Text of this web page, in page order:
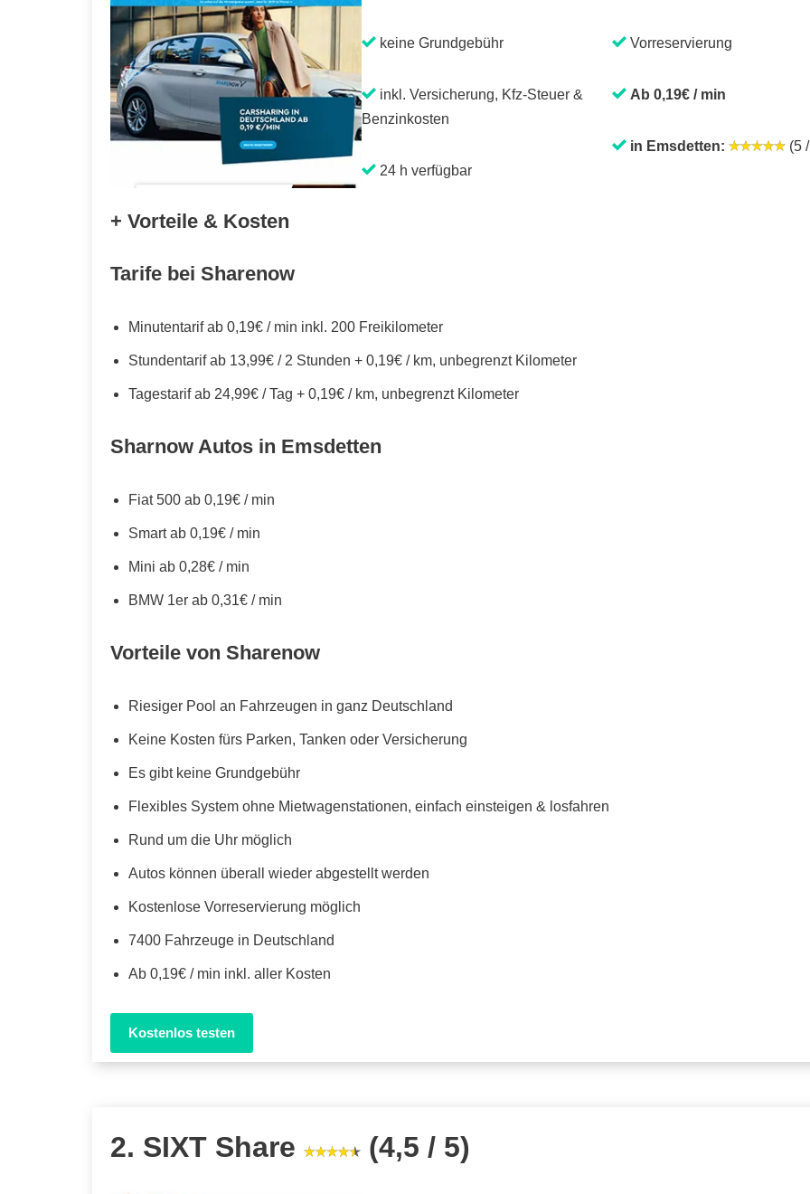
keine Grundgebühr
inkl. Versicherung, Kfz-Steuer &
Benzinkosten
24 h verfügbar
Vorreservierung
Ab 0,19€ / min
in Emsdetten: (5
+ Vorteile & Kosten
Tarife bei Sharenow
Minutentarif ab 0,19€ / min inkl. 200 Freikilometer
Stundentarif ab 13,99€ / 2 Stunden + 0,19€ / km, unbegrenzt Kilometer
Tagestarif ab 24,99€ / Tag + 0,19€ / km, unbegrenzt Kilometer
Sharnow Autos in Emsdetten
Fiat 500 ab 0,19€ / min
Smart ab 0,19€ / min
Mini ab 0,28€ / min
BMW 1er ab 0,31€ / min
Vorteile von Sharenow
Riesiger Pool an Fahrzeugen in ganz Deutschland
Keine Kosten fürs Parken, Tanken oder Versicherung
Es gibt keine Grundgebühr
Flexibles System ohne Mietwagenstationen, einfach einsteigen & losfahren
Rund um die Uhr möglich
Autos können überall wieder abgestellt werden
Kostenlose Vorreservierung möglich
7400 Fahrzeuge in Deutschland
Ab 0,19€ / min inkl. aller Kosten
Kostenlos testen
2. SIXT Share (4,5 / 5)